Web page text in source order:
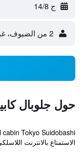
ج 14/8
2 من الضيوف، غرفة واحدة
حول جلوبال
الاستمتاع بالانترنت